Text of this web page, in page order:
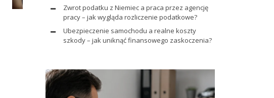
Zwrot podatku z Niemiec a praca przez agencję
pracy – jak wygląda rozliczenie podatkowe?
Ubezpieczenie samochodu a realne koszty
szkody – jak uniknąć finansowego zaskoczenia?